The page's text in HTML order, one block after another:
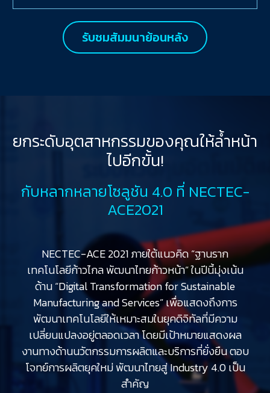
รับชมสัมมนาย้อนหลัง
ยกระดับอุตสาหกรรมของคุณให้ล้ำหน้า
ไปอีกขั้น!
กับหลากหลายโซลูชัน 4.0 ที่ NECTEC-
ACE2021
NECTEC-ACE 2021 ภายใต้แนวคิด “ฐานราก
เทคโนโลยีก้าวไกล พัฒนาไทยก้าวหน้า” ในปีนี้มุ่งเน้น
ด้าน “Digital Transformation for Sustainable
Manufacturing and Services” เพื่อแสดงถึงการ
พัฒนาเทคโนโลยีให้เหมาะสมในยุคดิจิทัลที่มีความ
เปลี่ยนแปลงอยู่ตลอดเวลา โดยมีเป้าหมายแสดงผล
งานทางด้านนวัตกรรมการผลิตและบริการที่ยั่งยืน ตอบ
โจทย์การผลิตยุคใหม่ พัฒนาไทยสู่ Industry 4.0 เป็น
สำคัญ